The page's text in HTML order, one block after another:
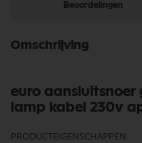
Beoordelingen
Omschrijving
euro aansluitsnoer
lamp kabel 230v
PRODUCTEIGENSCHAPPEN